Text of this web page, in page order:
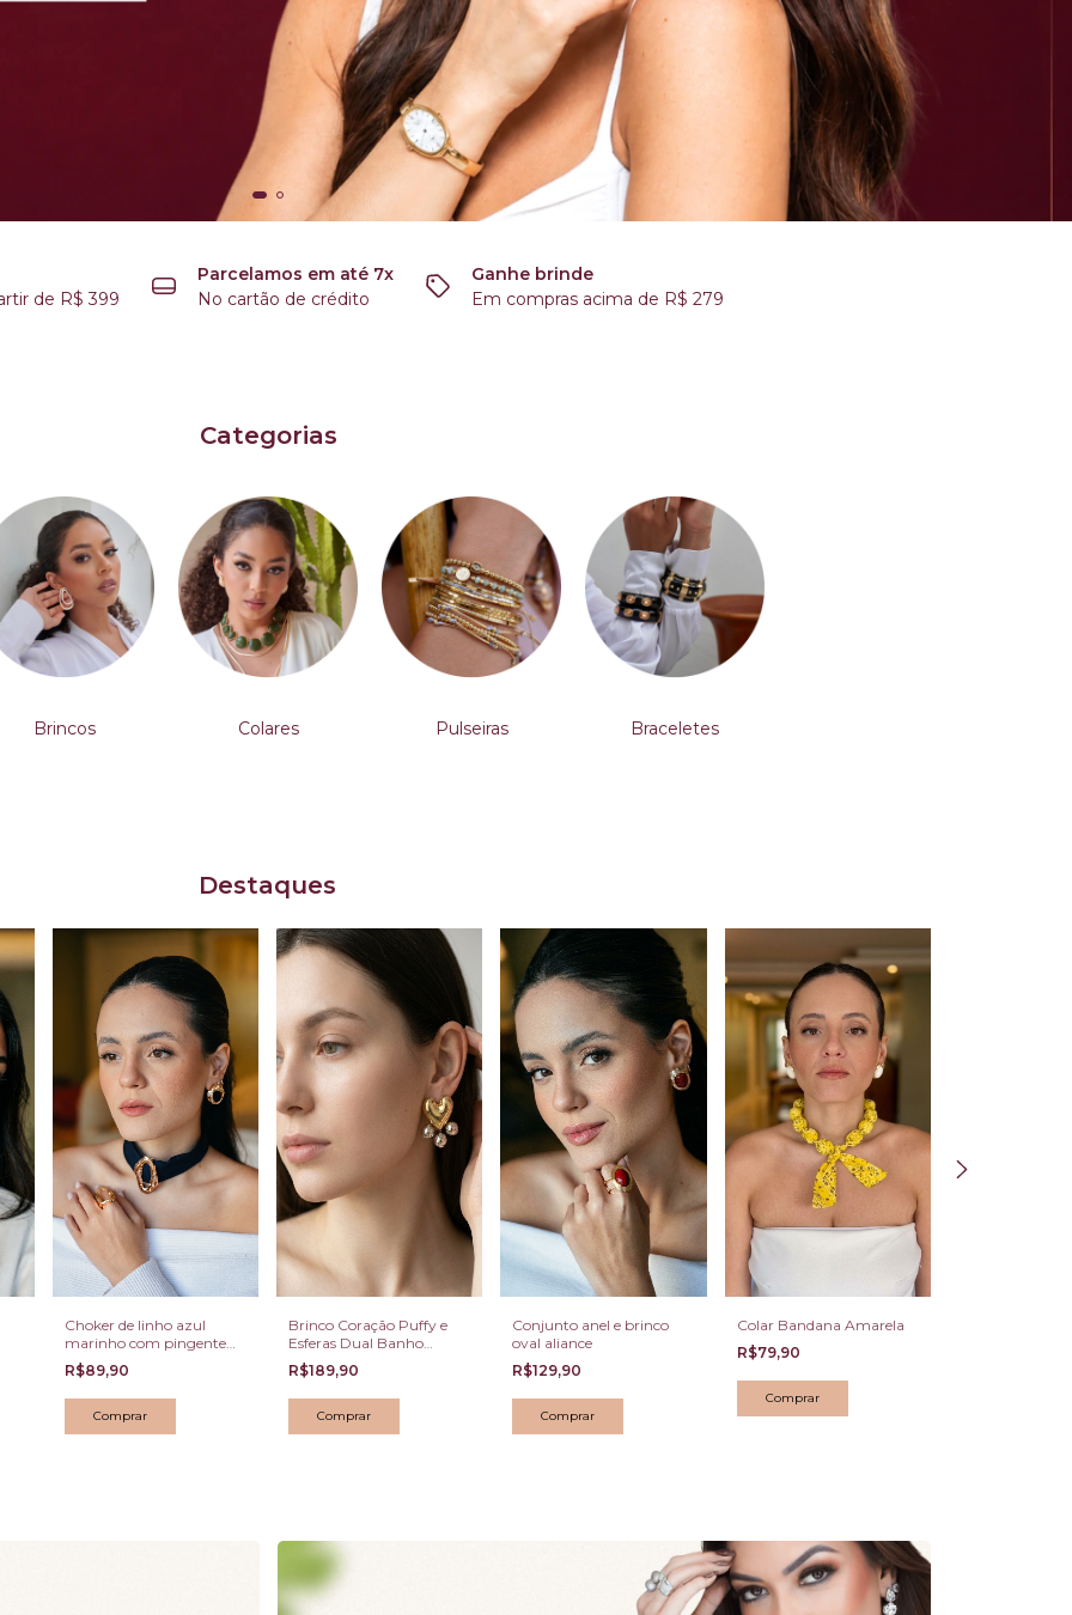
de R$ 399
Parcelamos em até 7x
No cartão de crédito
Ganhe brinde
Em compras acima de R$ 279
Categorias
Brincos Colares Pulseiras Braceletes
Destaques
Choker de linho azul
marinho com pingente
orgânico
R$89,90
Brinco Coração Puffy e
Esferas Dual Banho
Dourado e Ródio
R$189,90
Conjunto anel e brinco
oval aliance
R$129,90
Comprar
Colar Bandana Amarela
R$79,90